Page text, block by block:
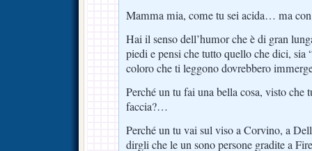
Mamma mia, come tu sei acida… ma
Hai il senso dell’humor che è di gran
piedi e pensi che tutto quello che dici, sia
coloro che ti leggono dovrebbero
Perché un tu fai una bella cosa, visto che
faccia?…
Perché un tu vai sul viso a Corvino, a
dirgli che le un sono persone gradite a